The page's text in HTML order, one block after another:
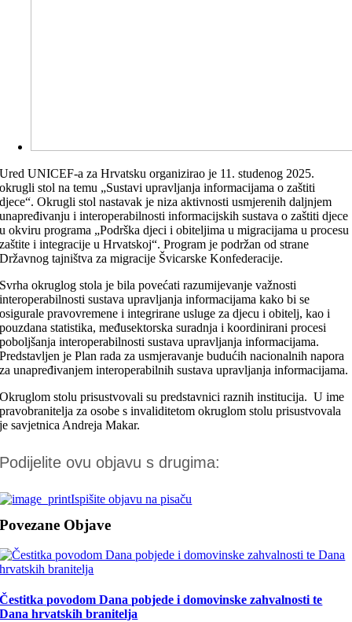
Ured UNICEF-a za Hrvatsku organizirao je 11. studenog 2025.
okrugli stol na temu „Sustavi upravljanja informacijama o zaštiti
djece“. Okrugli stol nastavak je niza aktivnosti usmjerenih daljnjem
unapređivanju i interoperabilnosti informacijskih sustava o zaštiti djece
u okviru programa „Podrška djeci i obiteljima u migracijama u procesu
zaštite i integracije u Hrvatskoj“. Program je podržan od strane
Državnog tajništva za migracije Švicarske Konfederacije.
Svrha okruglog stola je bila povećati razumijevanje važnosti
interoperabilnosti sustava upravljanja informacijama kako bi se
osigurale pravovremene i integrirane usluge za djecu i obitelj, kao i
pouzdana statistika, međusektorska suradnja i koordinirani procesi
poboljšanja interoperabilnosti sustava upravljanja informacijama.
Predstavljen je Plan rada za usmjeravanje budućih nacionalnih napora
za unapređivanjem interoperabilnih sustava upravljanja informacijama.
Okruglom stolu prisustvovali su predstavnici raznih institucija. U ime
pravobranitelja za osobe s invaliditetom okruglom stolu prisustvovala
je savjetnica Andreja Makar.
Podijelite ovu objavu s drugima:
Ispišite objavu na pisaču
Povezane Objave
Čestitka povodom Dana pobjede i domovinske zahvalnosti te
Dana hrvatskih branitelja